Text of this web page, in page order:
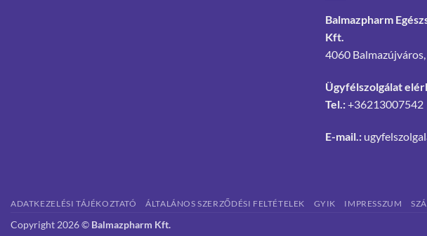
Balmazpharm
Kft.
4060
Ügyfélszolgálat
Tel.:+36213007542
E-mail.:
ADATKEZELÉSI TÁJÉKOZTATÓ ÁLTALÁNOS SZERZŐDÉSI FELTÉTELEK GYIK IMPRESSZUM
Copyright 2026 © Balmazpharm Kft.